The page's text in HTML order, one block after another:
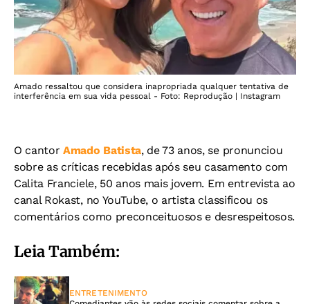
Amado ressaltou que considera inapropriada qualquer tentativa de
interferência em sua vida pessoal - Foto: Reprodução | Instagram
O cantorAmado Batista, de 73 anos, se pronunciou
sobre as críticas recebidas após seu casamento com
Calita Franciele, 50 anos mais jovem. Em entrevista ao
canal Rokast, no YouTube, o artista classificou os
comentários como preconceituosos e desrespeitosos.
Leia Também:
ENTRETENIMENTO